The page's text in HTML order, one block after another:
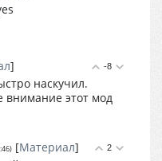
-8
]
наскучил.
внимание этот мод
2
[Материал]